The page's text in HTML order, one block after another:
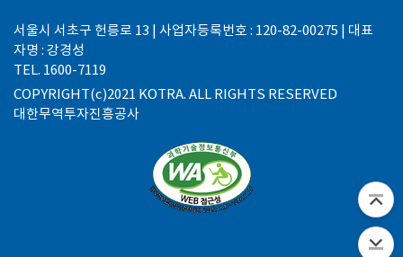
서울시 서초구 헌릉로 13 | 사업자등록번호 : 120-82-00275 | 대표
자명 : 강경성
TEL. 1600-7119
COPYRIGHT(c)2021 KOTRA. ALL RIGHTS RESERVED
대한무역투자진흥공사